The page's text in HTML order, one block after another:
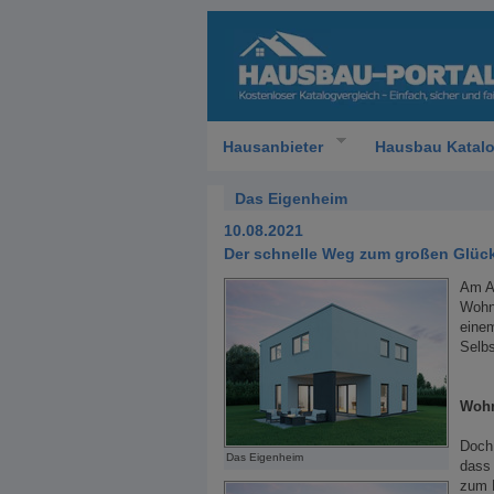
Hausanbieter Hausbau
Das Eigenheim
10.08.2021
Der schnelle Weg zum großen
Das Eigenheim
Am
dass
zum